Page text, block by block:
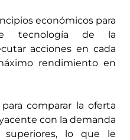
económicos para
tecnología de la
acciones en cada
rendimiento en
comparar la oferta
con la demanda
superiores, lo que le